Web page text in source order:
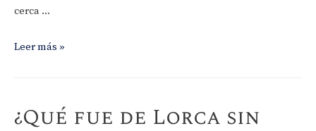
cerca …
Los
Leer más »
¿Qué fue de Lorca sin